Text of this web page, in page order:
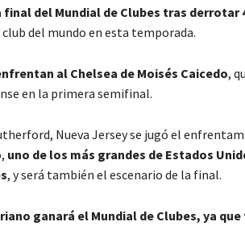
del Mundial de Clubes tras derrotar
del mundo en esta temporada.
al Chelsea de Moisés Caicedo,
en la primera semifinal.
Nueva Jersey se jugó el
uno de los más grandes de Estados
, y será también el escenario de la final.
ganará el Mundial de Clubes, ya